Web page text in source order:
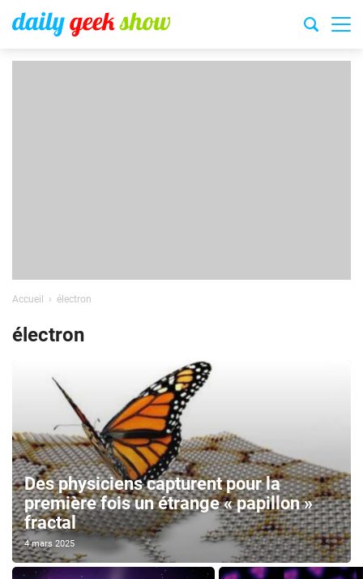
Accueil électron
électron
Des physiciens capturent pour la
première fois un étrange « papillon »
fractal
4 mars 2025